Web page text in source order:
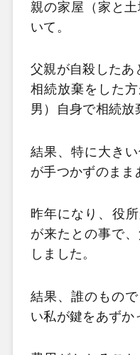
親の家屋（家と
いて。
父親が自殺したあ
相続放棄をした
男）
自身で相続放
結果、特に大き
が手つかずのまま
昨年になり、役
が来たとの事で、
しました。
結果、誰のもの
い私が鍵をあずか